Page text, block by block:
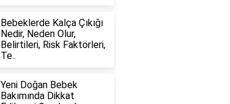
Bebeklerde Kalça Çıkığı
Nedir, Neden Olur,
Belirtileri, Risk Faktörleri,
Te..
Yeni Doğan Bebek
Bakımında Dikkat